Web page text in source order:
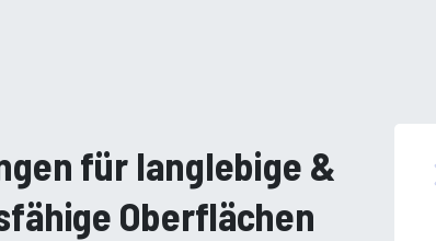
für langlebige &
Oberflächen